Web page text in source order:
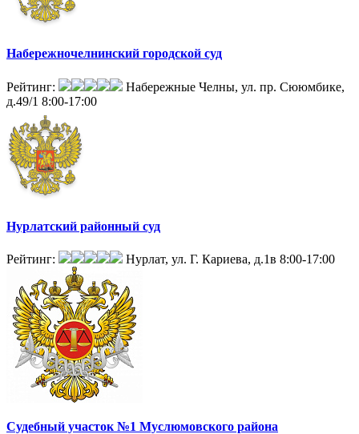
Набережночелнинский городской суд
Рейтинг:
Набережные Челны, ул. пр. Сююмбике,
д.49/1 8:00-17:00
Нурлатский районный суд
Рейтинг: Нурлат, ул. Г. Кариева, д.1в 8:00-17:00
Судебный участок №1 Муслюмовского района